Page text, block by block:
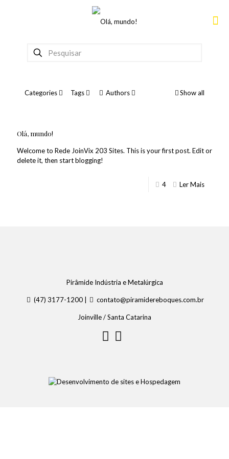
Categories Tags Authors Show all
Olá, mundo!
Welcome to Rede JoinVix 203 Sites. This is your first post. Edit or
delete it, then start blogging!
4 Ler Mais
Pirâmide Indústria e Metalúrgica
(47) 3177-1200 | contato@piramidereboques.com.br
Joinville / Santa Catarina